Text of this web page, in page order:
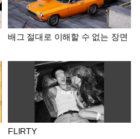
배그 절대로 이해할 수 없는 장면
FLIRTY